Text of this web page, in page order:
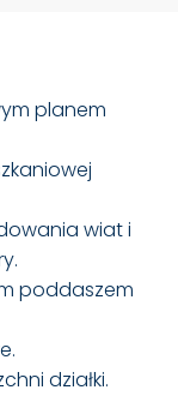
planem
wiat i
poddaszem
działki.